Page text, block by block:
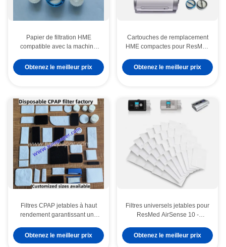
Papier de filtration HME
compatible avec la machine
pour une meilleure respiration
Obtenez le meilleur prix
Cartouches de remplacement
HME compactes pour ResMed
Obtenez le meilleur prix
Filtres CPAP jetables à haut
rendement garantissant une
thérapie du sommeil et une
santé respiratoire améliorées
Obtenez le meilleur prix
Filtres universels jetables pour
ResMed AirSense 10 -
Obtenez le meilleur prix